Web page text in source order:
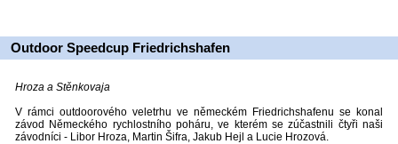
Outdoor Speedcup Friedrichshafen
Hroza a Stěnkovaja
V rámci outdoorového veletrhu ve německém Friedrichshafenu se konal
závod Německého rychlostního poháru, ve kterém se zúčastnili čtyři naši
závodníci - Libor Hroza, Martin Šifra, Jakub Hejl a Lucie Hrozová.